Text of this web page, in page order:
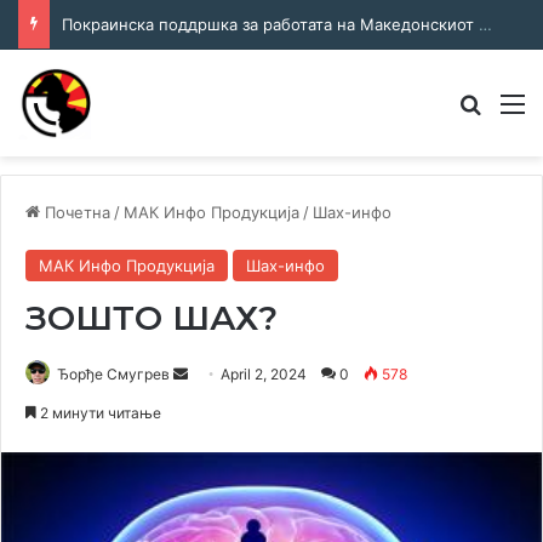
Покраинска поддршка за работата на Македонскиот национален совет: потпишан договор за суфинансирање на активностите
Почетна / МАК Инфо Продукција / Шах-инфо
МАК Инфо Продукција Шах-инфо
ЗОШТО ШАХ?
Ђорђе Смугрев
SendApril 2, 2024 0 578
2 минути читање